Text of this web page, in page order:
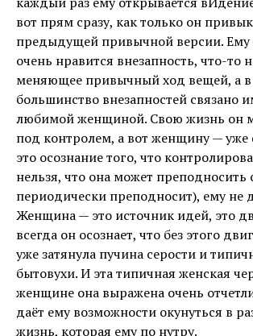
вот прям сразу, как только он
предыдущей привычной версии. Ему
очень нравится внезапность, что-то
меняющее привычный ход вещей, а в
большинство внезапностей связано
любимой женщиной. Свою жизнь он
под контролем, а вот женщину — уже
это осознание того, что
нельзя, что она может
периодически преподносит), ему не
Женщина — это источник идей, это
всегда он осознает, что без этого
уже затянула пучина серости и
бытовухи. И эта типичная женская
женщине она выражена очень
даёт ему возможности окунуться в
жизнь, которая ему по нутру.